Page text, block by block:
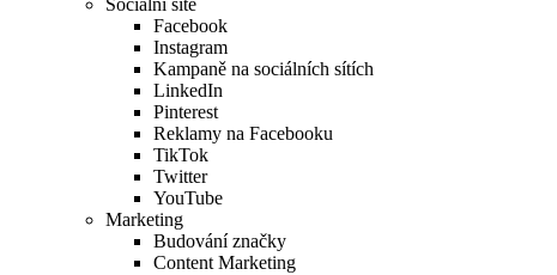
Sociální sítě
Facebook
Instagram
Kampaně na sociálních sítích
LinkedIn
Pinterest
Reklamy na Facebooku
TikTok
Twitter
YouTube
Marketing
Budování značky
Content Marketing